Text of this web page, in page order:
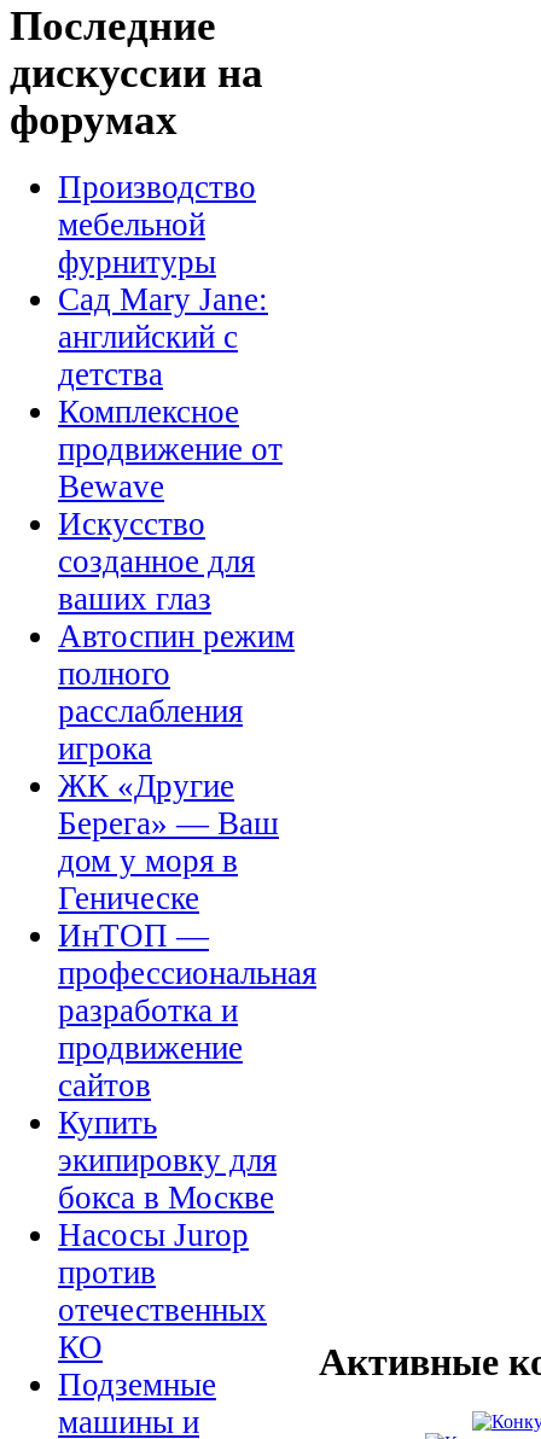
Последние
дискуссии на
форумах
Производство
мебельной
фурнитуры
Сад Mary Jane:
английский с
детства
Комплексное
продвижение от
Bewave
Искусство
созданное для
ваших глаз
Автоспин режим
полного
расслабления
игрока
ЖК «Другие
Берега» — Ваш
дом у моря в
Геническе
ИнТОП —
профессиональная
разработка и
продвижение
сайтов
Купить
экипировку для
бокса в Москве
Насосы Jurop
против
отечественных
КО
Подземные
машины и
Активные